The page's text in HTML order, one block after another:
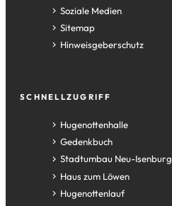
Soziale Medien
Sitemap
Hinweisgeberschutz
SCHNELLZUGRIFF
Hugenottenhalle
(Öffnet
in
einem
neuen
Tab)
Gedenkbuch
(Öffnet
in
einem
neuen
Stadtumbau Neu-Isenburg
(Öffnet
in
einem
Haus zum Löwen
(Öffnet
in Hugenottenlauf
(Öffnet